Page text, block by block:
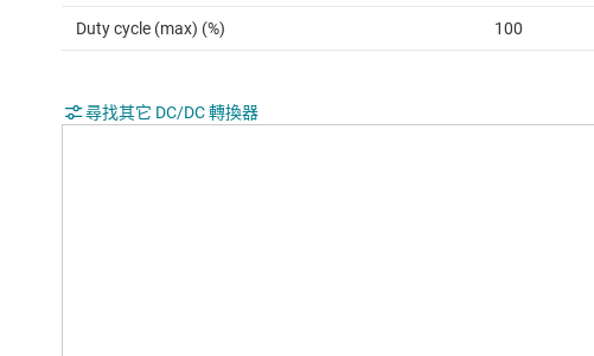
Duty cycle (max) (%) 100
尋找其它 DC/DC 轉換器